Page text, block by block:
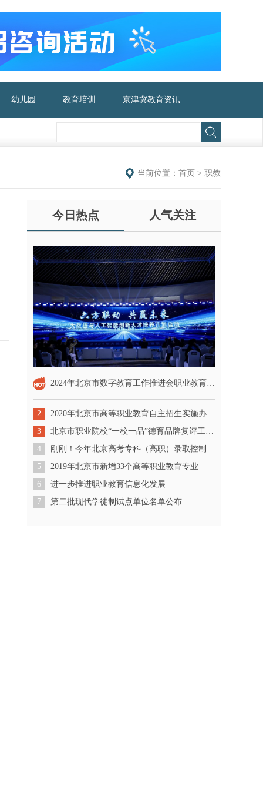
幼儿园 教育培训 京津冀教育资讯
当前位置： 首页 > 职教
今日热点 人气关注
2
3
4
5
2019年北京市新增33个高等职业教育专业
6
进一步推进职业教育信息化发展
7
第二批现代学徒制试点单位名单公布